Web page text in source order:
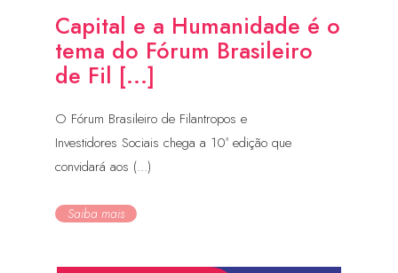
Capital e a Humanidade é o
tema do Fórum Brasileiro
de Fil [...]
O Fórum Brasileiro de Filantropos e
Investidores Sociais chega a 10ª edição que
convidará aos (...)
Saiba mais